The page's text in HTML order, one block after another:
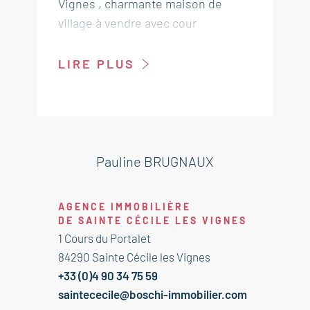
Vignes , charmante maison de
village à vendre avec cour
possibilité d'en créer un 3 ème.
Grand Potentiel.
vendre à l'agence BOSCHI
IMMOBILIER de Sainte Cécile les
Vignes - 84290.
---REZ DE CHAUSSÉE---
Appartement 1
LIRE PLUS
Pauline BRUGNAUX
AGENCE IMMOBILIÈRE
DE SAINTE CÉCILE LES VIGNES
1 Cours du Portalet
84290 Sainte Cécile les Vignes
+33 (0)4 90 34 75 59
saintececile@boschi-immobilier.com